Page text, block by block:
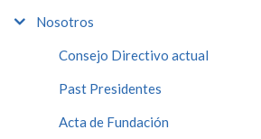
Nosotros
Consejo Directivo actual
Past Presidentes
Acta de Fundación